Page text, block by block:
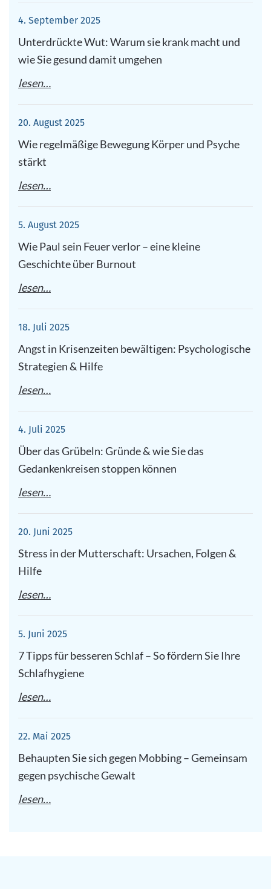
4. September 2025
Unterdrückte Wut: Warum sie krank macht und
wie Sie gesund damit umgehen
lesen…
20. August 2025
Wie regelmäßige Bewegung Körper und Psyche
stärkt
lesen…
5. August 2025
Wie Paul sein Feuer verlor – eine kleine
Geschichte über Burnout
lesen…
18. Juli 2025
Angst in Krisenzeiten bewältigen: Psychologische
Strategien & Hilfe
lesen…
4. Juli 2025
Über das Grübeln: Gründe & wie Sie das
Gedankenkreisen stoppen können
lesen…
20. Juni 2025
Stress in der Mutterschaft: Ursachen, Folgen &
Hilfe
lesen…
5. Juni 2025
7 Tipps für besseren Schlaf – So fördern Sie Ihre
Schlafhygiene
lesen…
22. Mai 2025
Behaupten Sie sich gegen Mobbing – Gemeinsam
gegen psychische Gewalt
lesen…